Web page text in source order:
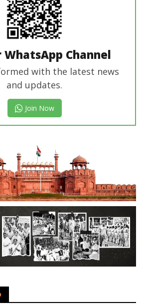
WhatsApp Channel
with the latest news
and updates.
Join Now